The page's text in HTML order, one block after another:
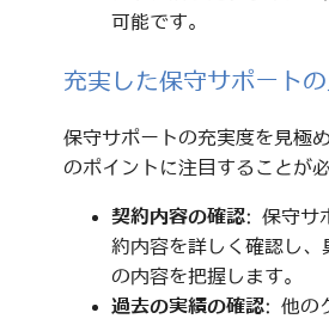
可能です。
充実した保守サポート
保守サポートの充実度を見極
のポイントに注目することが必
契約内容の確認: 保守サ
約内容を詳しく確認し、
の内容を把握します。
過去の実績の確認: 他の